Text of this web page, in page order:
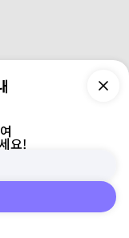
로그인
요!